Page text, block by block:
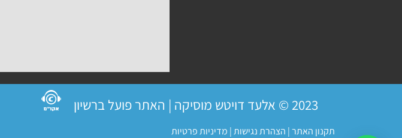
2023 © אלעד דויטש מוסיקה | האתר פועל ברשיון
תקנון האתר| הצהרת נגישות| מדיניות פרטיות